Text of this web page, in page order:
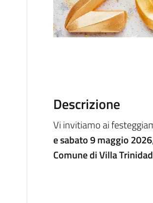
Descrizione
Vi invitiamo ai
e sabato 9 maggio 2026
Comune di Villa